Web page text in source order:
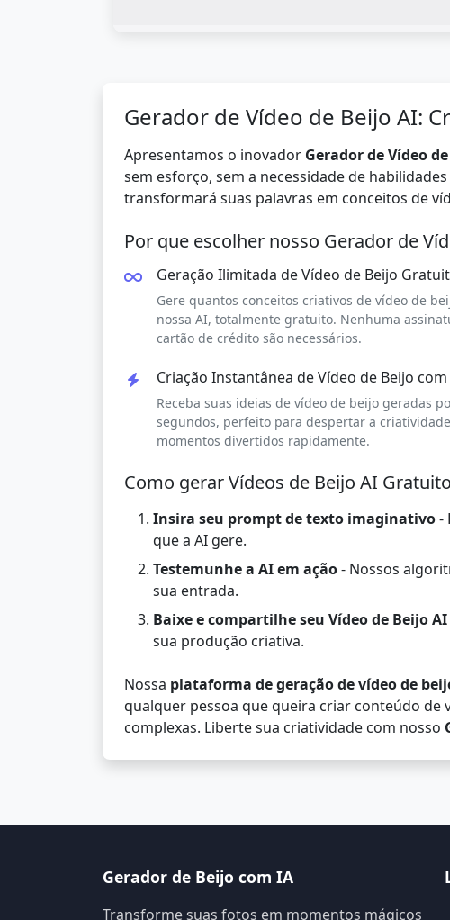
Gerador de Vídeo de Beijo AI:
Apresentamos o inovador Gerador de Vídeo
sem esforço, sem a necessidade de
transformará suas palavras em conceitos de
Por que escolher nosso Gerador de
Geração Ilimitada de Vídeo de Beijo
Gere quantos conceitos criativos de vídeo de
nossa AI, totalmente gratuito. Nenhuma
cartão de crédito são necessários.
Criação Instantânea de Vídeo de Beijo com
Receba suas ideias de vídeo de beijo geradas
segundos, perfeito para despertar a
momentos divertidos rapidamente.
Como gerar Vídeos de Beijo AI
Insira seu prompt de texto imaginativo-
que a AI gere.
Testemunhe a AI em ação- Nossos
sua entrada.
Baixe e compartilhe seu Vídeo de Beijo AI
sua produção criativa.
Nossa plataforma de geração de vídeo de
qualquer pessoa que queira criar conteúdo
complexas. Liberte sua criatividade com nosso
Gerador de Beijo com IA
Transforme suas fotos em momentos mágicos